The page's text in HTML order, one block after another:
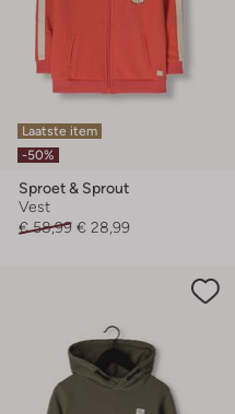
Laatste item
-50%
Sproet & Sprout
Vest
€ 58,99 € 28,99